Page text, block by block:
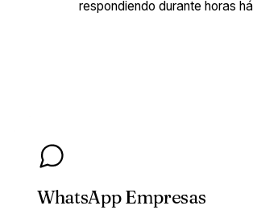
respondiendo durante horas
WhatsApp Empresas